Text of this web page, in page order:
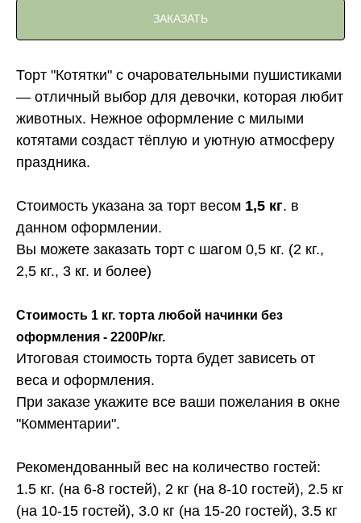
ЗАКАЗАТЬ
Торт "Котятки" с очаровательными пушистиками
— отличный выбор для девочки, которая любит
животных. Нежное оформление с милыми
котятами создаст тёплую и уютную атмосферу
праздника.
Стоимость указана за торт весом 1,5 кг. в
данном оформлении.
Вы можете заказать торт с шагом 0,5 кг. (2 кг.,
2,5 кг., 3 кг. и более)
Стоимость 1 кг. торта любой начинки без
оформления - 2200Р/кг.
Итоговая стоимость торта будет зависеть от
веса и оформления.
При заказе укажите все ваши пожелания в окне
"Комментарии".
Рекомендованный вес на количество гостей:
1.5 кг. (на 6-8 гостей), 2 кг (на 8-10 гостей), 2.5 кг
(на 10-15 гостей), 3.0 кг (на 15-20 гостей), 3.5 кг